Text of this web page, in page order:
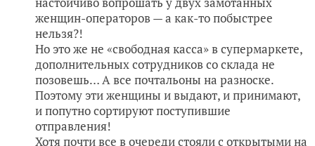
женщин-операторов — а как-то побыстрее
нельзя?!
Но это же не «свободная касса» в супермаркете,
дополнительных сотрудников со склада не
позовешь… А все почтальоны на разноске.
Поэтому эти женщины и выдают, и принимают,
и попутно сортируют поступившие
отправления!
Хотя почти все в очереди стояли с открытыми на